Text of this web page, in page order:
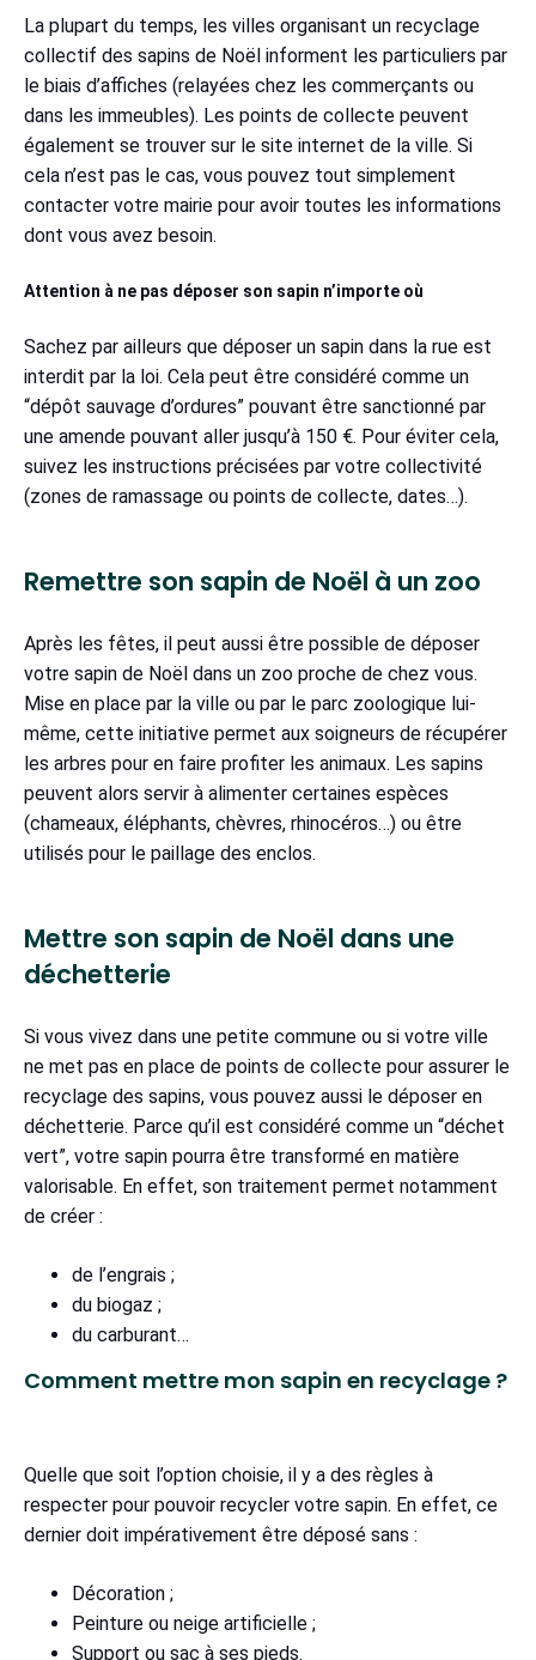
La plupart du temps, les villes organisant un recyclage
collectif des sapins de Noël informent les particuliers par
le biais d’affiches (relayées chez les commerçants ou
dans les immeubles). Les points de collecte peuvent
également se trouver sur le site internet de la ville. Si
cela n’est pas le cas, vous pouvez tout simplement
contacter votre mairie pour avoir toutes les informations
dont vous avez besoin.
Attention à ne pas déposer son sapin n’importe où
Sachez par ailleurs que déposer un sapin dans la rue est
interdit par la loi. Cela peut être considéré comme un
“dépôt sauvage d’ordures” pouvant être sanctionné par
une amende pouvant aller jusqu’à 150 €. Pour éviter cela,
suivez les instructions précisées par votre collectivité
(zones de ramassage ou points de collecte, dates…).
Remettre son sapin de Noël à un zoo
Après les fêtes, il peut aussi être possible de déposer
votre sapin de Noël dans un zoo proche de chez vous.
Mise en place par la ville ou par le parc zoologique lui-
même, cette initiative permet aux soigneurs de récupérer
les arbres pour en faire profiter les animaux. Les sapins
peuvent alors servir à alimenter certaines espèces
(chameaux, éléphants, chèvres, rhinocéros…) ou être
utilisés pour le paillage des enclos.
Mettre son sapin de Noël dans une
déchetterie
Si vous vivez dans une petite commune ou si votre ville
ne met pas en place de points de collecte pour assurer le
recyclage des sapins, vous pouvez aussi le déposer en
déchetterie. Parce qu’il est considéré comme un “déchet
vert”, votre sapin pourra être transformé en matière
valorisable. En effet, son traitement permet notamment
de créer :
de l’engrais ;
du biogaz ;
du carburant…
Comment mettre mon sapin en recyclage ?
Quelle que soit l’option choisie, il y a des règles à
respecter pour pouvoir recycler votre sapin. En effet, ce
dernier doit impérativement être déposé sans :
Décoration ;
Peinture ou neige artificielle ;
Support ou sac à ses pieds.